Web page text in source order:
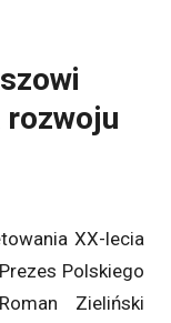
rozwoju
XX-lecia
Polskiego
Zieliński